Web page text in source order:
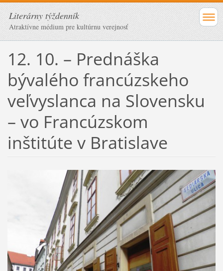
Literárny týždenník
Atraktívne médium pre kultúrnu verejnosť
12. 10. – Prednáška
bývalého francúzskeho
veľvyslanca na Slovensku
– vo Francúzskom
inštitúte v Bratislave